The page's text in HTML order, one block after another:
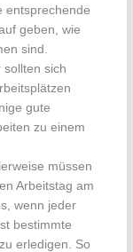
entsprechende
geben, wie
sind.
sollten sich
gute
zu einem
müssen
Arbeitstag am
wenn jeder
bestimmte
erledigen. So